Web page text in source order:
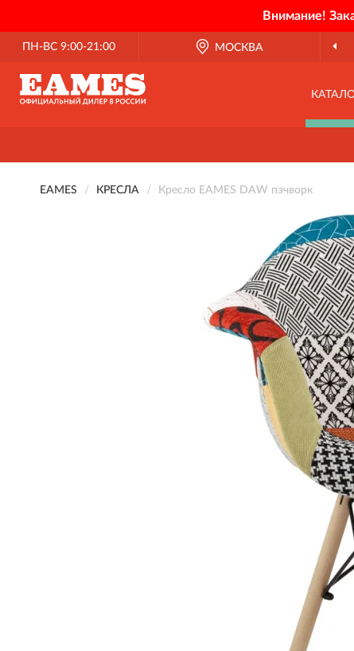
Внимание!
ПН-ВС 9:00-21:00 МОСКВА
EAMES КРЕСЛА Кресло EAMES DAW пэчворк